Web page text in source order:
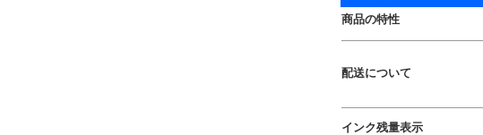
商品の特性
配送について
インク残量表示